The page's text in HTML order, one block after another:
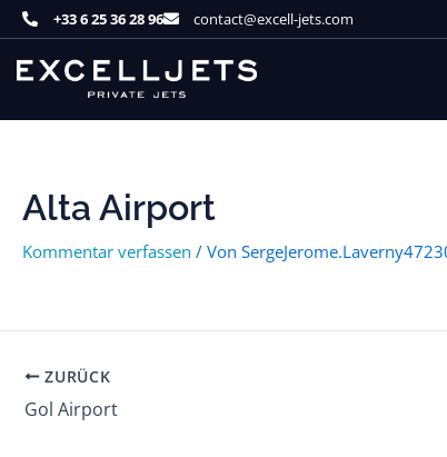
Zum
Inhalt
springen
+33 6 25 36 28 96 contact@excell-jets.com
Alta Airport
Kommentar verfassen / Von
ZURÜCK
Gol Airport